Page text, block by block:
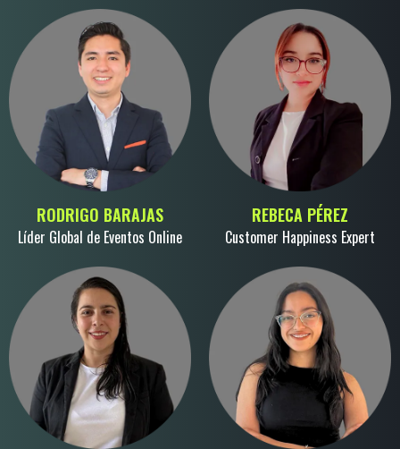
RODRIGO BARAJAS
Líder Global de Eventos Online
REBECA PÉREZ
Customer Happiness Expert